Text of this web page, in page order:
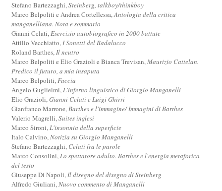
Stefano Bartezzaghi,Steinberg, talkboy/thinkboy
Marco Belpoliti e Andrea Cortellessa,Antologia della critica
manganelliana. Nota e sommario
Gianni Celati,Esercizio autobiografico in 2000 battute
Attilio Vecchiatto,I Sonetti del Badalucco
Roland Barthes,Il neutro
Marco Belpoliti e Elio Grazioli e Bianca Trevisan,Maurizio Cattelan.
Predico il futuro, a mia insaputa
Marco Belpoliti,Faccia
Angelo Guglielmi,L'inferno linguistico di Giorgio Manganelli
Elio Grazioli,Gianni Celati e Luigi Ghirri
Gianfranco Marrone,Barthes e l'immagine/ Immagini di Barthes
Valerio Magrelli,Suites inglesi
Marco Sironi,L'insonnia della superficie
Italo Calvino,Notizia su Giorgio Manganelli
Stefano Bartezzaghi, Celati fra le parole
Marco Consolini,Lo spettatore adulto. Barthes e l'energia metaforica
del testo
Giuseppe Di Napoli,Il disegno del disegno di Steinberg
Alfredo Giuliani,Nuovo commento di Manganelli